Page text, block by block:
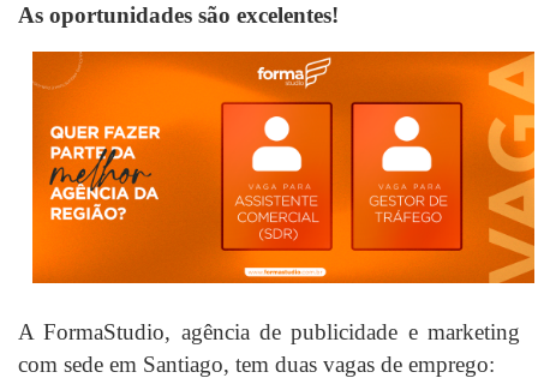
As oportunidades são excelentes!
A FormaStudio, agência de publicidade e marketing
com sede em Santiago, tem duas vagas de emprego: